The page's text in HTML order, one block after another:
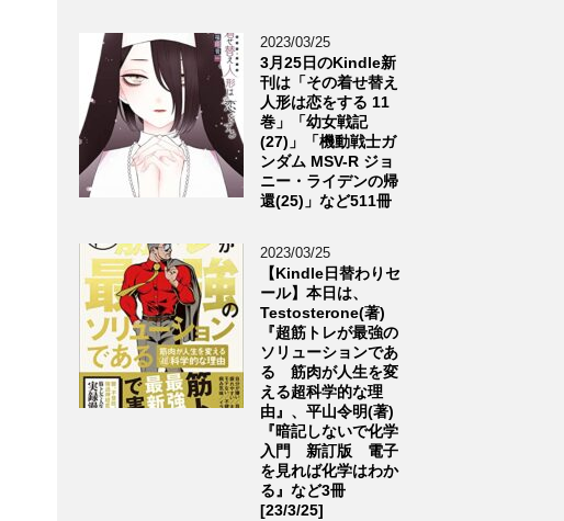
2023/03/25
3月25日のKindle新
刊は「その着せ替え
人形は恋をする 11
巻」「幼女戦記
(27)」「機動戦士ガ
ンダム MSV-R ジョ
ニー・ライデンの帰
還(25)」など511冊
2023/03/25
【Kindle日替わりセ
ール】本日は、
Testosterone(著)
『超筋トレが最強の
ソリューションであ
る 筋肉が人生を変
える超科学的な理
由』、平山令明(著)
『暗記しないで化学
入門 新訂版 電子
を見れば化学はわか
る』など3冊
[23/3/25]